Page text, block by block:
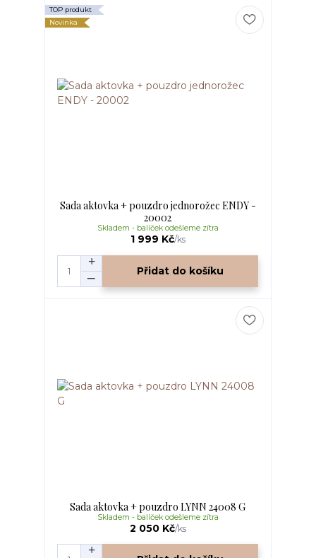
TOP produkt
Novinka
Sada aktovka + pouzdro jednorožec ENDY -
20002
1 999 Kč/ks
Skladem - balíček odešleme zítra
Přidat do košíku
Sada aktovka + pouzdro LYNN 24008 G
2 050 Kč/ks
Skladem - balíček odešleme zítra